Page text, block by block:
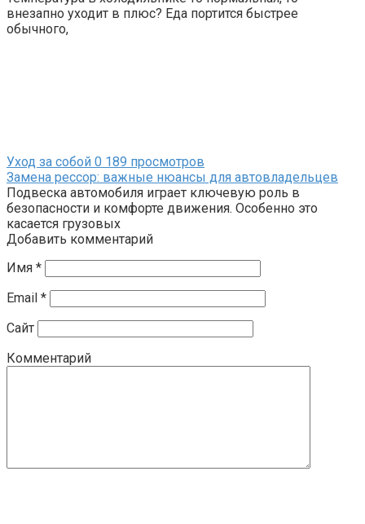
внезапно уходит в плюс? Еда портится быстрее
обычного,
Уход за собой 0 189 просмотров
Замена рессор: важные нюансы для автовладельцев
Подвеска автомобиля играет ключевую роль в
безопасности и комфорте движения. Особенно это
касается грузовых
Добавить комментарий
Имя *
Email *
Сайт
Комментарий